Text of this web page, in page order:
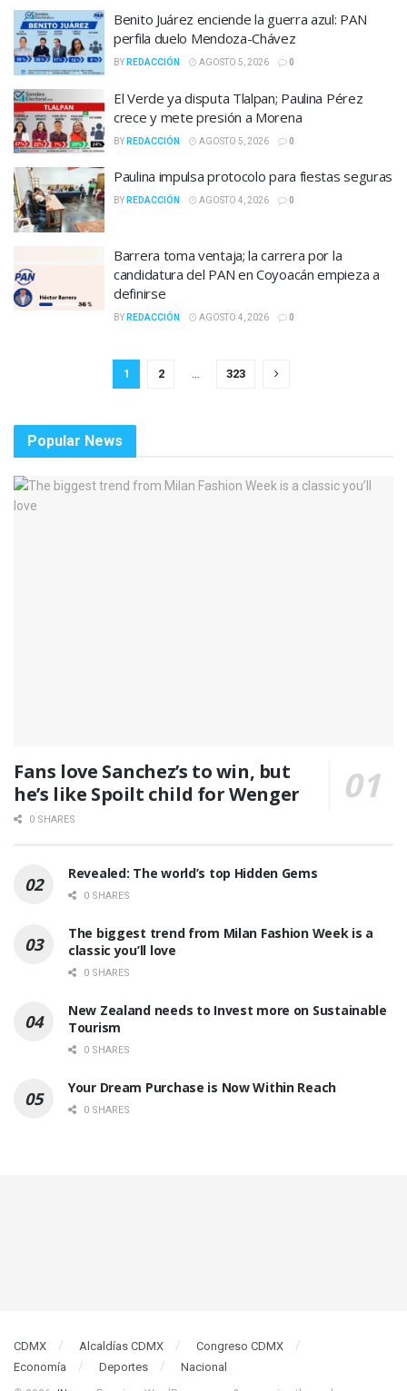
Benito Juárez enciende la guerra azul: PAN
perfila duelo Mendoza-Chávez
BY REDACCIÓN AGOSTO 5, 2026 0
El Verde ya disputa Tlalpan; Paulina Pérez
crece y mete presión a Morena
BY REDACCIÓN AGOSTO 5, 2026 0
Paulina impulsa protocolo para fiestas seguras
BY REDACCIÓN AGOSTO 4, 2026 0
Barrera toma ventaja; la carrera por la
candidatura del PAN en Coyoacán empieza a
definirse
BY REDACCIÓN AGOSTO 4, 2026 0
1 2 323
Popular News
Fans love Sanchez’s to win, but
he’s like Spoilt child for Wenger
0 SHARES
Revealed: The world’s top Hidden Gems
0 SHARES
The biggest trend from Milan Fashion Week is a
classic you’ll love
0 SHARES
New Zealand needs to Invest more on Sustainable
Tourism
0 SHARES
Your Dream Purchase is Now Within Reach
0 SHARES
CDMX Alcaldías CDMX
Congreso CDMX
Economía
Deportes Nacional